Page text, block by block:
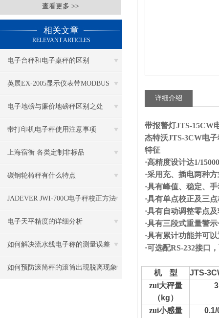
查看更多 >>
相关文章
RELEVANT ARTICLES
电子台秤和电子桌秤的区别
英展EX-2005显示仪表带MODBUS
RTU 传输格式
电子地磅与廉价地磅秤区别之处
带打印机电子秤使用注意事项
上海宿衡 各类定制非标品
碳钢轮椅秤有什么特点
JADEVER JWI-700C电子秤校正方法
电子天平精度的详细分析
如何解决流水线电子称的测量误差
如何预防滚筒秤的滚筒出现脱离现象
详细介绍
带报警灯JTS-15CW
杰特沃JTS-3CW电
特征
·高精度设计达1/15000
·采用充、插电两种
·具有峰值、稳定、
·具有单点校正及三
·具有自动调整零点
·具有三段式重量警
·具有累计功能并可
·可选配RS-232接口
机 型
JTS-
zui大秤量
（ kg）
3
zui小感量
0.1/